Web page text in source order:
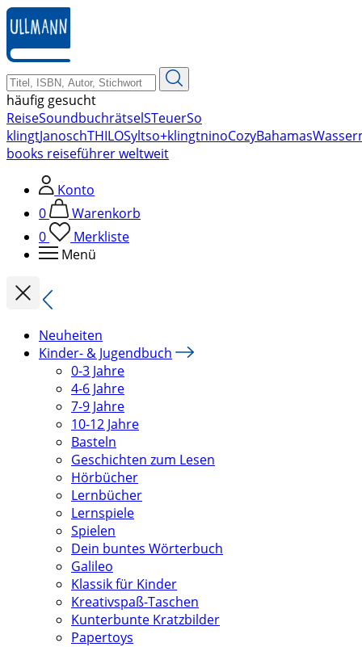
zum
Hauptinhalt
springen
häufig gesucht
ReiseSoundbuchrätselSTeuerSo
klingtJanoschTHILOSyltso+klingtninoCozyBahamas
books reiseführer weltweit
Konto
0
Warenkorb
0
Merkliste
Menü
Neuheiten
Kinder- & Jugendbuch
0-3 Jahre
4-6 Jahre
7-9 Jahre
10-12 Jahre
Basteln
Geschichten zum Lesen
Hörbücher
Lernbücher
Lernspiele
Spielen
Dein buntes Wörterbuch
Galileo
Klassik für Kinder
Kreativspaß-Taschen
Kunterbunte Kratzbilder
Papertoys